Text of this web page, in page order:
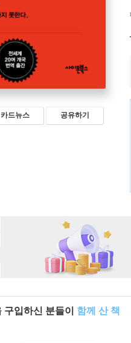
카드뉴스 공유하기
구입하신 분들이 함께 산 책